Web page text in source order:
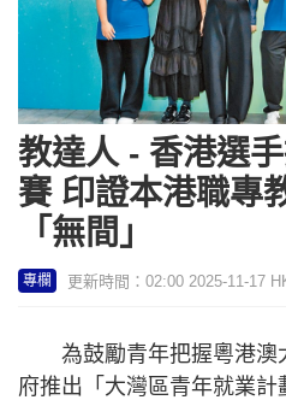
教達人 - 香港選
賽 印證本港職專
「無間」
專欄 更新時間：02:00 2025-11-17
為鼓勵青年把握粵港澳
府推出「大灣區青年就業